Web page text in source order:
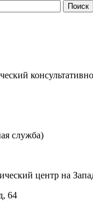
служба)
центр на
64